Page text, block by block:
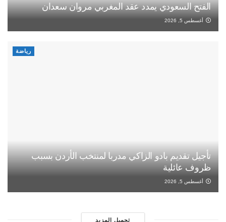
الفتح السعودي يمدد عقد المغربي مروان سعدان
أغسطس 5, 2026
رياضة
تأجيل تقديم بادو الزاكي مدربا لمنتخب الأردن بسبب
ظروف عائلية
أغسطس 5, 2026
تحميل المزيد